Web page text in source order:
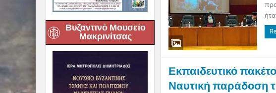
Βυζαντινό Μουσείο
Μακρινίτσας
Εκπαιδευτικό
Ναυτική παράδοση